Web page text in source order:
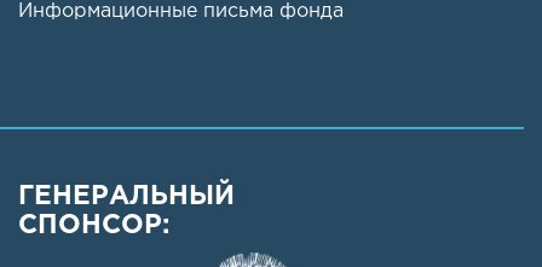
Информационные письма фонда
ГЕНЕРАЛЬНЫЙ
СПОНСОР: